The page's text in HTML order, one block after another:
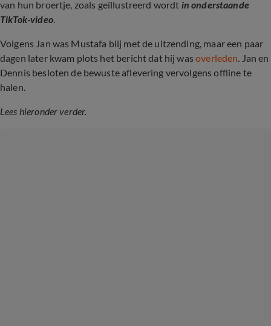
van hun broertje, zoals geïllustreerd wordt in onderstaande
TikTok-video.
Volgens Jan was Mustafa blij met de uitzending, maar een paar
dagen later kwam plots het bericht dat hij wasoverleden. Jan en
Dennis besloten de bewuste aflevering vervolgens offline te
halen.
Lees hieronder verder.